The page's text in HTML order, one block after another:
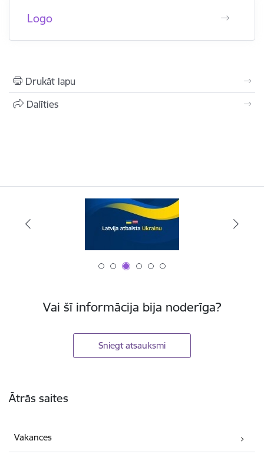
Logo
Drukāt lapu
Dalīties
Vai šī informācija bija noderīga?
Sniegt atsauksmi
Ātrās saites
Vakances